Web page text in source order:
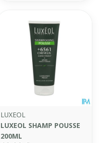
LUXEOL
LUXEOL SHAMP POUSSE
200ML